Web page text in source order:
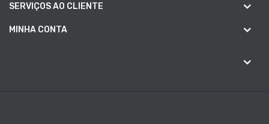
SERVIÇOS AO CLIENTE
MINHA CONTA